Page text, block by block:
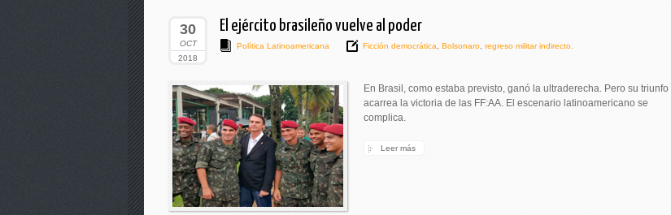
30
OCT
2018
El ejército brasileño vuelve al poder
Política Latinoamericana Ficción democrática Bolsonaro regreso militar indirecto.
En Brasil, como estaba previsto, ganó la ultraderecha. Pero su triunfo
acarrea la victoria de las FF:AA. El escenario latinoamericano se
complica.
Leer más